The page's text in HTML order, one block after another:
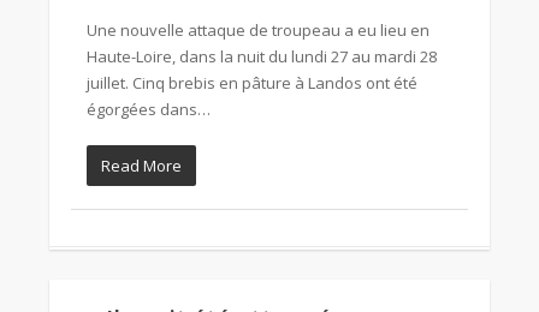
Une nouvelle attaque de troupeau a eu lieu en
Haute-Loire, dans la nuit du lundi 27 au mardi 28
juillet. Cinq brebis en pâture à Landos ont été
égorgées dans…
Read More